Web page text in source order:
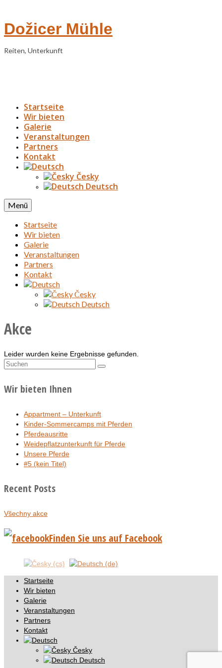
Dožicer Mühle
Reiten, Unterkunft
Startseite
Wir bieten
Galerie
Veranstaltungen
Partners
Kontakt
Česky
Deutsch
Menü
Startseite
Wir bieten
Galerie
Veranstaltungen
Partners
Kontakt
Česky
Deutsch
Akce
Leider wurden keine Ergebnisse gefunden.
Suchen
Wir bieten Ihnen
Appartment – Unterkunft
Kinder-Sommercamps mit Pferden
Pferdeausritte
Weidepflatzunterkunft für Pferde
Unsere Pferde
#5 (kein Titel)
Recent Posts
Všechny akce
Finden Sie uns auf Facebook
Startseite
Wir bieten
Galerie
Veranstaltungen
Partners
Kontakt
Česky
Deutsch